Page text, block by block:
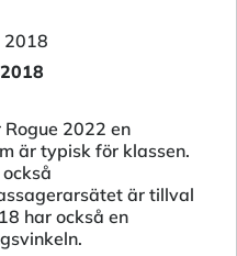
2022 en
är typisk för klassen.
är tillval
har också en